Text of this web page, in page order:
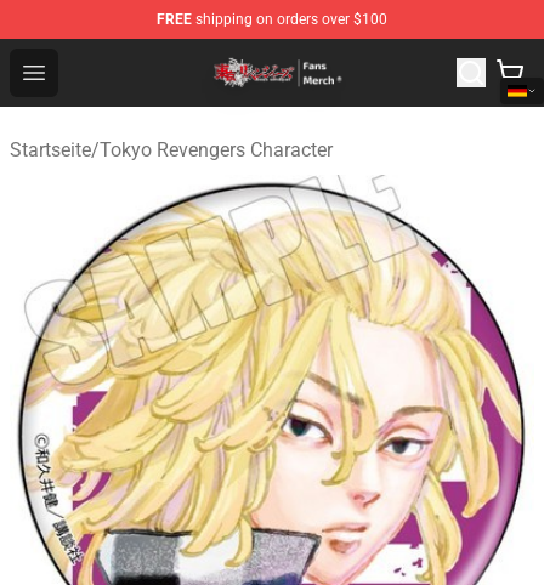
FREE shipping on orders over $100
Open menu
Tokyo Revengers Store - Official Tokyo Revengers
Startseite/Tokyo Revengers Character